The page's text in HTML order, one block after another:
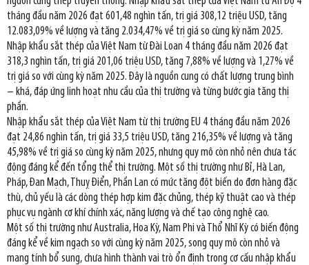
tháng đầu năm 2026 đạt 601,48 nghìn tấn, trị giá 308,12 triệu USD, tăng
12.083,09% về lượng và tăng 2.034,47% về trị giá so cùng kỳ năm 2025.
Nhập khẩu sắt thép của Việt Nam từ Đài Loan 4 tháng đầu năm 2026 đạt
318,3 nghìn tấn, trị giá 201,06 triệu USD, tăng 7,88% về lượng và 1,27% về
trị giá so với cùng kỳ năm 2025. Đây là nguồn cung có chất lượng trung bình
– khá, đáp ứng linh hoạt nhu cầu của thị trường và từng bước gia tăng thị
phần.
Nhập khẩu sắt thép của Việt Nam từ thị trường EU 4 tháng đầu năm 2026
đạt 24,86 nghìn tấn, trị giá 33,5 triệu USD, tăng 216,35% về lượng và tăng
45,98% về trị giá so cùng kỳ năm 2025, nhưng quy mô còn nhỏ nên chưa tác
động đáng kể đến tổng thể thị trường. Một số thị trường như Bỉ, Hà Lan,
Pháp, Đan Mạch, Thuỵ Điển, Phần Lan có mức tăng đột biến do đơn hàng đặc
thù, chủ yếu là các dòng thép hợp kim đặc chủng, thép kỹ thuật cao và thép
phục vụ ngành cơ khí chính xác, năng lượng và chế tạo công nghệ cao.
Một số thị trường như Australia, Hoa Kỳ, Nam Phi và Thổ Nhĩ Kỳ có biến động
đáng kể về kim ngạch so với cùng kỳ năm 2025, song quy mô còn nhỏ và
mang tính bổ sung, chưa hình thành vai trò ổn định trong cơ cấu nhập khẩu